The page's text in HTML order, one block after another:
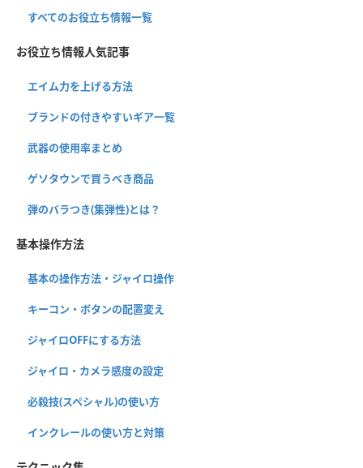
すべてのお役立ち情報一覧
お役立ち情報人気記事
エイム力を上げる方法
ブランドの付きやすいギア一覧
武器の使用率まとめ
ゲソタウンで買うべき商品
弾のバラつき(集弾性)とは？
基本操作方法
基本の操作方法・ジャイロ操作
キーコン・ボタンの配置変え
ジャイロOFFにする方法
ジャイロ・カメラ感度の設定
必殺技(スペシャル)の使い方
インクレールの使い方と対策